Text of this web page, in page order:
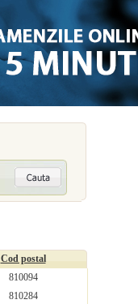
Cod postal
810094
810284